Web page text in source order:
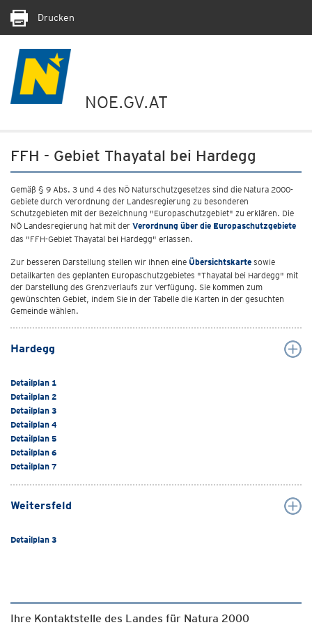
Drucken
NOE.GV.AT
FFH - Gebiet Thayatal bei Hardegg
Gemäß § 9 Abs. 3 und 4 des NÖ Naturschutzgesetzes sind die Natura 2000-
Gebiete durch Verordnung der Landesregierung zu besonderen
Schutzgebieten mit der Bezeichnung "Europaschutzgebiet" zu erklären. Die
NÖ Landesregierung hat mit der Verordnung über die Europaschutzgebiete
das "FFH-Gebiet Thayatal bei Hardegg" erlassen.
Zur besseren Darstellung stellen wir Ihnen eine Übersichtskarte sowie
Detailkarten des geplanten Europaschutzgebietes "Thayatal bei Hardegg" mit
der Darstellung des Grenzverlaufs zur Verfügung. Sie kommen zum
gewünschten Gebiet, indem Sie in der Tabelle die Karten in der gesuchten
Gemeinde wählen.
Hardegg
Detailplan 1
Detailplan 2
Detailplan 3
Detailplan 4
Detailplan 5
Detailplan 6
Detailplan 7
Weitersfeld
Detailplan 3
Ihre Kontaktstelle des Landes für Natura 2000